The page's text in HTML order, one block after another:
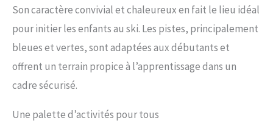
Son caractère convivial et chaleureux en fait le lieu idéal
pour initier les enfants au ski. Les pistes, principalement
bleues et vertes, sont adaptées aux débutants et
offrent un terrain propice à l’apprentissage dans un
cadre sécurisé.
Une palette d’activités pour tous